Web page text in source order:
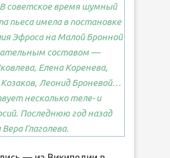
В советское время шумный
пьеса имела в постановке
Эфроса на Малой Бронной
составом —
Елена Коренева,
Леонид Броневой…
несколько теле- и
Последнюю год назад
Вера Глаголева.